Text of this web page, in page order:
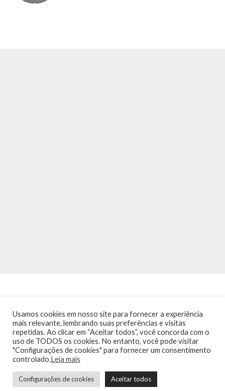
INÍCIO NOTÍCIAS AGENDA CONTATO
TRÂNSITO NA PONTE
TERMOS DE USO / POLÍTICA DE PRIVACIDADE
Guia de Niterói Informática LTDA Todos os Direitos Reservados
Usamos cookies em nosso site para fornecer a experiência
mais relevante, lembrando suas preferências e visitas
repetidas. Ao clicar em “Aceitar todos”, você concorda com o
uso de TODOS os cookies. No entanto, você pode visitar
"Configurações de cookies" para fornecer um consentimento
controlado.Leia mais
Configurações de cookies Aceitar todos